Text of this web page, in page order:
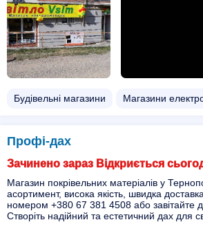
Будівельні магазини Магазини
Профі-дах
Зачинено зараз Відкриється
Магазин покрівельних матеріалів у
асортимент, висока якість, швидка
номером +380 67 381 4508 або завітайте
Створіть надійний та естетичний дах для